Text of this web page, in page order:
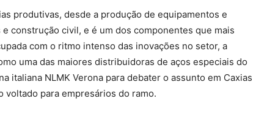
produtivas, desde a produção de equipamentos e
construção civil, e é um dos componentes que mais
com o ritmo intenso das inovações no setor, a
uma das maiores distribuidoras de aços especiais do
italiana NLMK Verona para debater o assunto em Caxias
voltado para empresários do ramo.